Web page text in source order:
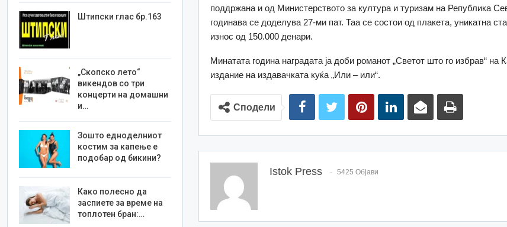
поддржана и од Министерството за култура и туризам на Република
годинава се доделува 27-ми пат. Таа се состои од плакета, уникатна
износ од 150.000 денари.
Минатата година наградата ја доби романот „Светот што го избрав“ на
издание на издавачката куќа „Или – или“.
Сподели
Istok Press 5425 Објави
Штипски глас бр.163
„Скопско лето“
викендов со три
концерти на домашни
и…
Зошто едноделниот
костим за капење е
подобар од бикини?
Како полесно да
заспиете за време на
топлотен бран:…